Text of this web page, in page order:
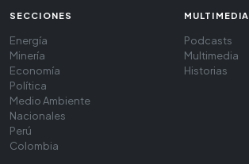
SECCIONES
Energía
Minería
Economía
Política
Medio Ambiente
Nacionales
Perú
Colombia
MULTIMEDIA
Podcasts
Multimedia
Historias